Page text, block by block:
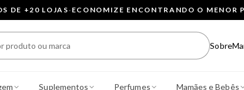
DE +20 LOJAS· ECONOMIZE ENCONTRANDO O MENOR
Sobre
Suplementos Perfumes Mamães e Bebês